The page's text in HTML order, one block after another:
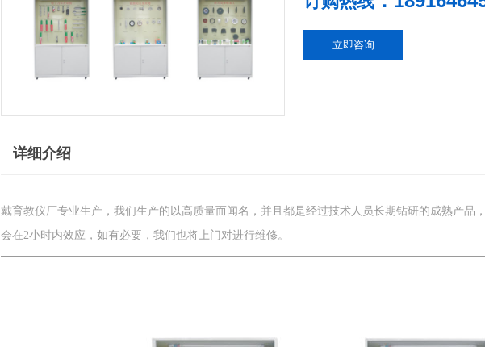
立即咨询
详细介绍
戴育教仪厂专业生产，我们生产的以高质量而闻名，并且都是经过技术人员长期钻研的成熟产品
会在2小时内效应，如有必要，我们也将上门对进行维修。